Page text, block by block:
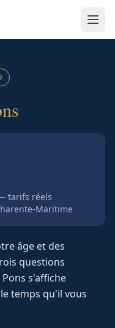
tarifs réels
Maritime
âge et des
questions
Pons s'affiche
temps qu'il vous